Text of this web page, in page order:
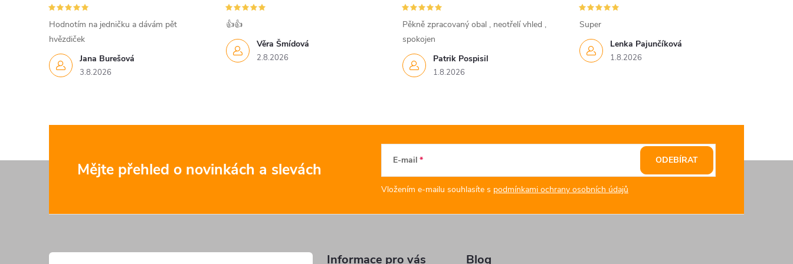
Jana Burešová
3.8.2026
Hodnotím na jedničku a dávám pět
hvězdiček
Věra Šmídová
2.8.2026
👍👍
Patrik Pospisil
1.8.2026
Pěkně zpracovaný obal , neotřelí vhled ,
spokojen
Lenka Pajunčíková
1.8.2026
Super
Mějte přehled o novinkách a slevách E-mail
Vložením e-mailu souhlasíte s podmínkami ochrany osobních údajů
ODEBÍRAT
Informace pro vás Blog